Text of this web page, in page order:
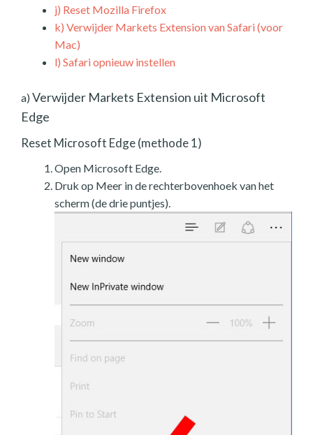
j) Reset Mozilla Firefox
k) Verwijder Markets Extension van Safari (voor
Mac)
l) Safari opnieuw instellen
a) Verwijder Markets Extension uit Microsoft
Edge
Reset Microsoft Edge (methode 1)
Open Microsoft Edge.
Druk op Meer in de rechterbovenhoek van het
scherm (de drie puntjes).